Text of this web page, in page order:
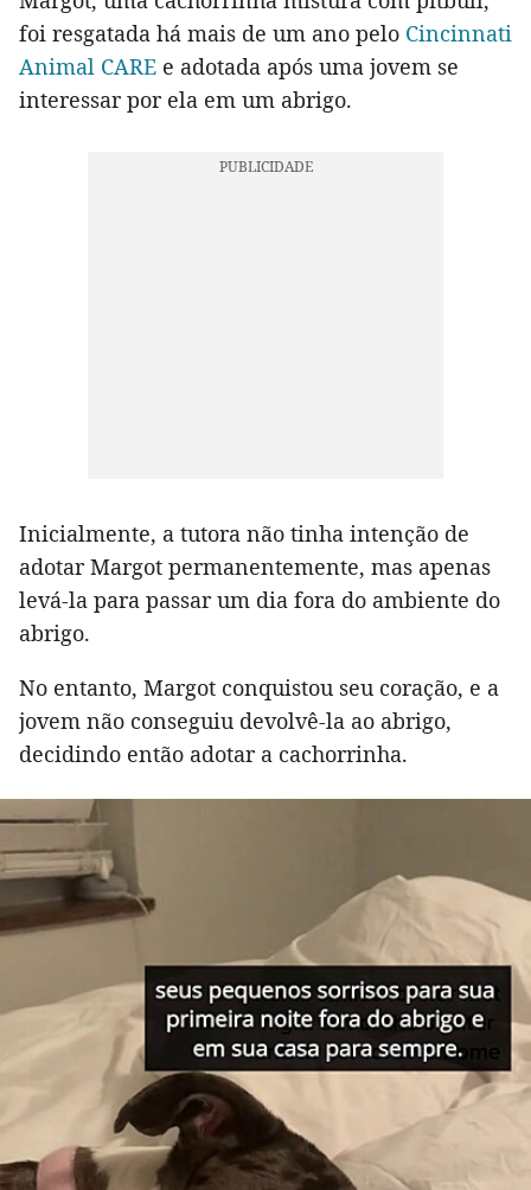
foi resgatada há mais de um ano pelo Cincinnati
Animal CARE e adotada após uma jovem se
interessar por ela em um abrigo.
Inicialmente, a tutora não tinha intenção de
adotar Margot permanentemente, mas apenas
levá-la para passar um dia fora do ambiente do
abrigo.
No entanto, Margot conquistou seu coração, e a
jovem não conseguiu devolvê-la ao abrigo,
decidindo então adotar a cachorrinha.